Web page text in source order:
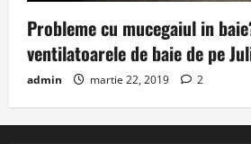
Probleme cu mucegaiul in
ventilatoarele de baie de pe
admin martie 22, 2019 2